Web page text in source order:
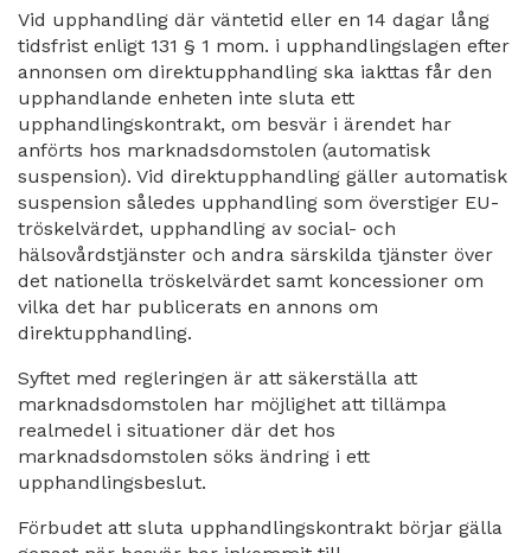
Vid upphandling där väntetid eller en 14 dagar lång
tidsfrist enligt 131 § 1 mom. i upphandlingslagen efter
annonsen om direktupphandling ska iakttas får den
upphandlande enheten inte sluta ett
upphandlingskontrakt, om besvär i ärendet har
anförts hos marknadsdomstolen (automatisk
suspension). Vid direktupphandling gäller automatisk
suspension således upphandling som överstiger EU-
tröskelvärdet, upphandling av social- och
hälsovårdstjänster och andra särskilda tjänster över
det nationella tröskelvärdet samt koncessioner om
vilka det har publicerats en annons om
direktupphandling.
Syftet med regleringen är att säkerställa att
marknadsdomstolen har möjlighet att tillämpa
realmedel i situationer där det hos
marknadsdomstolen söks ändring i ett
upphandlingsbeslut.
Förbudet att sluta upphandlingskontrakt börjar gälla